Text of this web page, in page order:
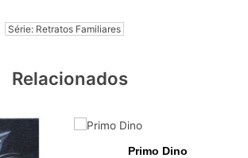
Série: Retratos Familiares
Relacionados
Primo Dino